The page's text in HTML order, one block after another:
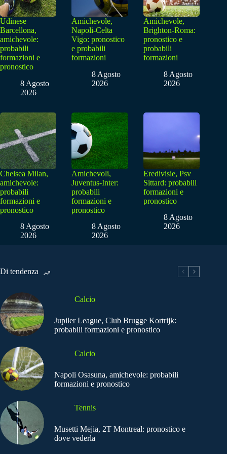
Udinese
Barcellona,
amichevole:
probabili
formazioni e
pronostico
8 Agosto
2026
Amichevole,
Napoli-Celta
Vigo: pronostico
e probabili
formazioni
8 Agosto
2026
Amichevole,
Brighton-Roma:
pronostico e
probabili
formazioni
8 Agosto
2026
Chelsea Milan,
amichevole:
probabili
formazioni e
pronostico
8 Agosto
2026
Amichevoli,
Juventus-Inter:
probabili
formazioni e
pronostico
8 Agosto
2026
Eredivisie, Psv
Sittard: probabili
formazioni e
pronostico
8 Agosto
2026
Di tendenza
Calcio
Jupiler League, Club Brugge Kortrijk:
probabili formazioni e pronostico
Calcio
Napoli Osasuna, amichevole: probabili
formazioni e pronostico
Tennis
Musetti Mejia, 2T Montreal: pronostico e
dove vederla